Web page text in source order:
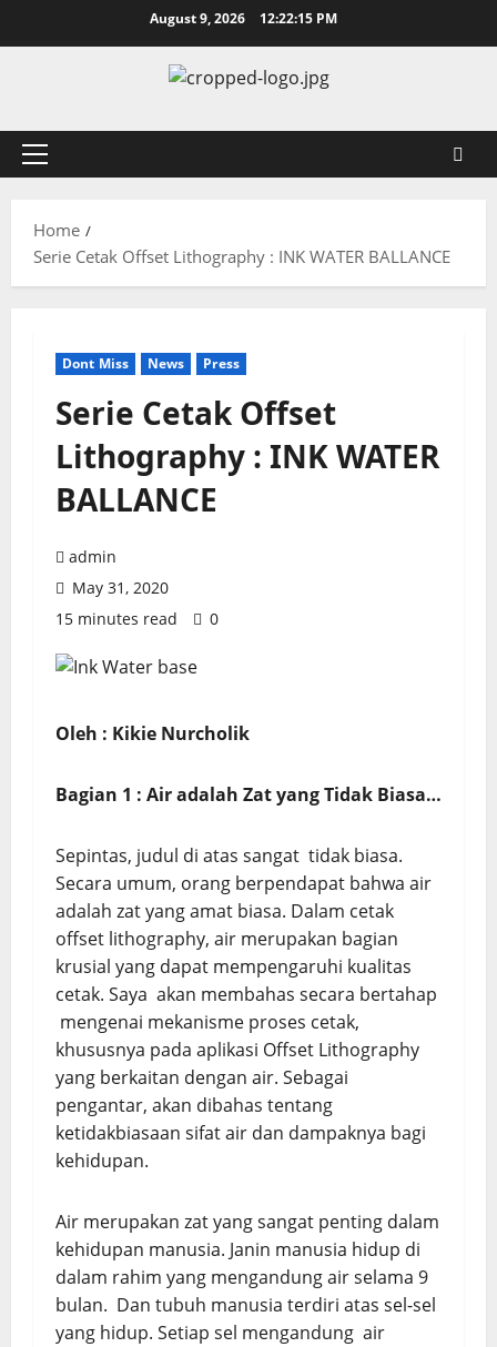
August 9, 2026 12:22:16 PM
Primary
Home
Serie Cetak Offset Lithography : INK WATER BALLANCE
Dont Miss News Press
Serie Cetak Offset
Lithography : INK WATER
BALLANCE
admin
May 31, 2020
15 minutes read
0
Oleh : Kikie Nurcholik
Bagian 1 : Air adalah Zat yang Tidak Biasa…
Sepintas, judul di atas sangat tidak biasa.
Secara umum, orang berpendapat bahwa air
adalah zat yang amat biasa. Dalam cetak
offset lithography, air merupakan bagian
krusial yang dapat mempengaruhi kualitas
cetak. Saya akan membahas secara bertahap
mengenai mekanisme proses cetak,
khususnya pada aplikasi Offset Lithography
yang berkaitan dengan air. Sebagai
pengantar, akan dibahas tentang
ketidakbiasaan sifat air dan dampaknya bagi
kehidupan.
Air merupakan zat yang sangat penting dalam
kehidupan manusia. Janin manusia hidup di
dalam rahim yang mengandung air selama 9
bulan. Dan tubuh manusia terdiri atas sel-sel
yang hidup. Setiap sel mengandung air